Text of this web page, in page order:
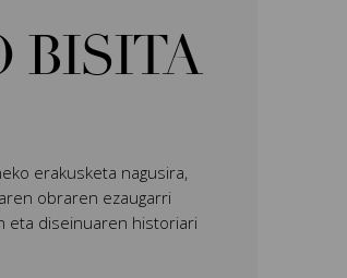
BISITA
erakusketa nagusira,
obraren ezaugarri
eta diseinuaren historiari